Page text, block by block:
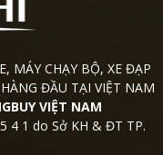
MÁY CHẠY BỘ, XE ĐẠP
ĐẦU TẠI VIỆT NAM
VIỆT NAM
4 1 do Sở KH & ĐT TP.